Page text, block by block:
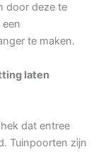
door deze te
te maken.
laten
dat entree
Tuinpoorten zijn